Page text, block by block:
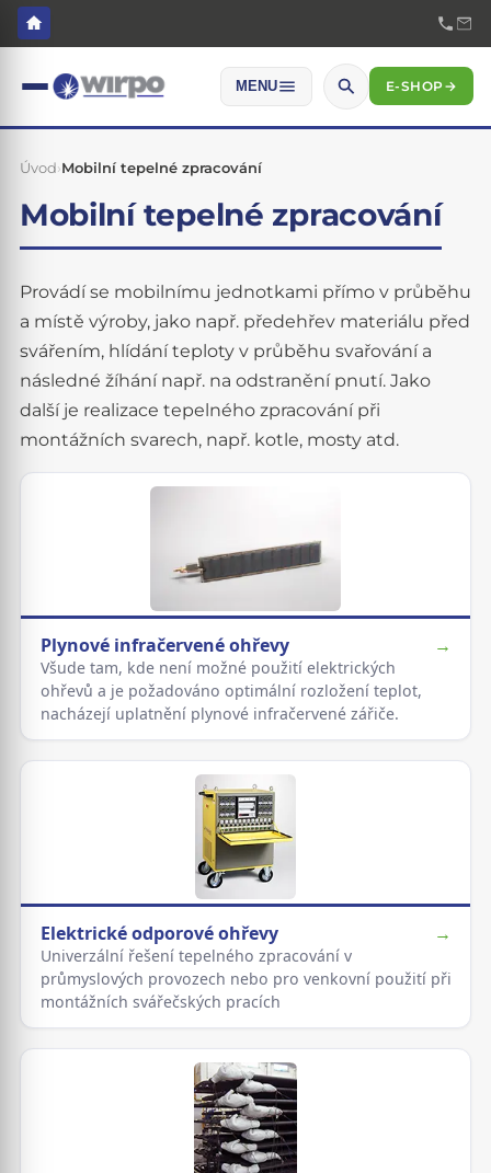
MENU E-SHOP→
Úvod›Mobilní tepelné zpracování
Mobilní tepelné zpracování
Provádí se mobilnímu jednotkami přímo v průběhu
a místě výroby, jako např. předehřev materiálu před
svářením, hlídání teploty v průběhu svařování a
následné žíhání např. na odstranění pnutí. Jako
další je realizace tepelného zpracování při
montážních svarech, např. kotle, mosty atd.
Plynové infračervené ohřevy →
Všude tam, kde není možné použití elektrických
ohřevů a je požadováno optimální rozložení teplot,
nacházejí uplatnění plynové infračervené zářiče.
Elektrické odporové ohřevy →
Univerzální řešení tepelného zpracování v
průmyslových provozech nebo pro venkovní použití při
montážních svářečských pracích